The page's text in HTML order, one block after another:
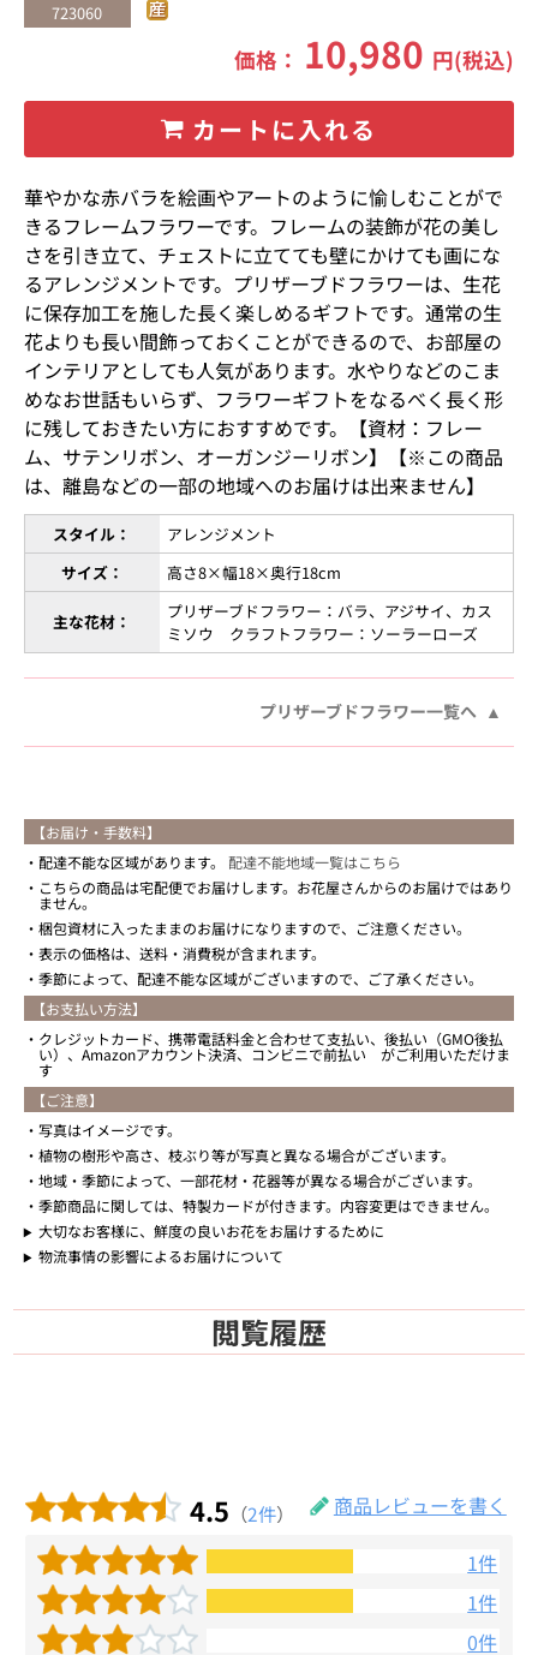
723060
価格： 10,980 円(税込)
カートに入れる
華やかな赤バラを絵画やアートのように愉しむことがで
きるフレームフラワーです。フレームの装飾が花の美し
さを引き立て、チェストに立てても壁にかけても画にな
るアレンジメントです。プリザーブドフラワーは、生花
に保存加工を施した長く楽しめるギフトです。通常の生
花よりも長い間飾っておくことができるので、お部屋の
インテリアとしても人気があります。水やりなどのこま
めなお世話もいらず、フラワーギフトをなるべく長く形
に残しておきたい方におすすめです。【資材：フレー
ム、サテンリボン、オーガンジーリボン】【※この商品
は、離島などの一部の地域へのお届けは出来ません】
スタイル：
アレンジメント
サイズ：
高さ8×幅18×奥行18cm
主な花材：
プリザーブドフラワー：バラ、アジサイ、カス
ミソウ クラフトフラワー：ソーラーローズ
プリザーブドフラワー一覧へ
【お届け・手数料】
配達不能な区域があります。 配達不能地域一覧はこちら
こちらの商品は宅配便でお届けします。お花屋さんからのお届けではあり
ません。
梱包資材に入ったままのお届けになりますので、ご注意ください。
表示の価格は、送料・消費税が含まれます。
季節によって、配達不能な区域がございますので、ご了承ください。
【お支払い方法】
クレジットカード、携帯電話料金と合わせて支払い、後払い（GMO後払
い）、Amazonアカウント決済、コンビニで前払い がご利用いただけま
す
【ご注意】
写真はイメージです。
植物の樹形や高さ、枝ぶり等が写真と異なる場合がございます。
地域・季節によって、一部花材・花器等が異なる場合がございます。
季節商品に関しては、特製カードが付きます。内容変更はできません。
大切なお客様に、鮮度の良いお花をお届けするために
物流事情の影響によるお届けについて
閲覧履歴
4.5 （2件）
商品レビューを書く
1件
1件
0件